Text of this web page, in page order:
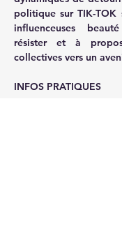
politique sur TIK-TOK
influenceuses
résister et à
collectives vers un
INFOS PRATIQUES